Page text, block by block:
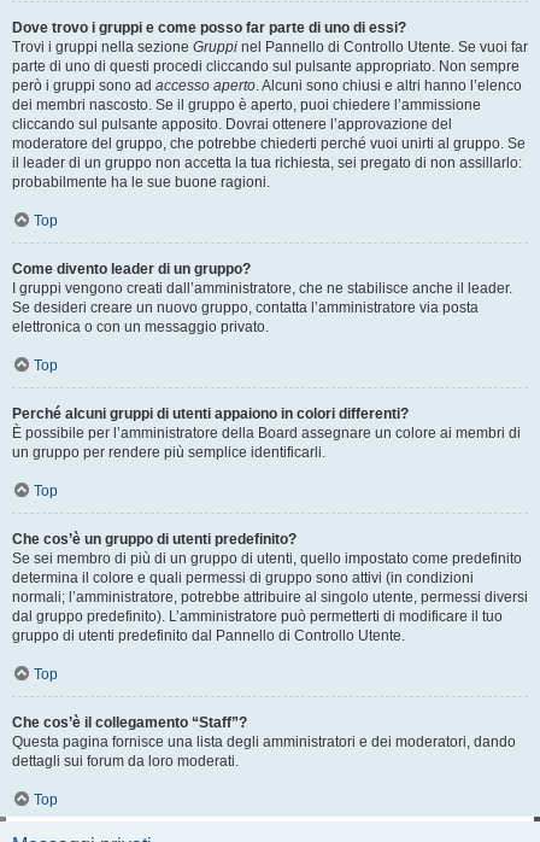
Dove trovo i gruppi e come posso far parte di uno di essi?
Trovi i gruppi nella sezione Gruppi nel Pannello di Controllo Utente. Se vuoi far
parte di uno di questi procedi cliccando sul pulsante appropriato. Non sempre
però i gruppi sono ad accesso aperto . Alcuni sono chiusi e altri hanno l’elenco
dei membri nascosto. Se il gruppo è aperto, puoi chiedere l’ammissione
cliccando sul pulsante apposito. Dovrai ottenere l’approvazione del
moderatore del gruppo, che potrebbe chiederti perché vuoi unirti al gruppo. Se
il leader di un gruppo non accetta la tua richiesta, sei pregato di non assillarlo:
probabilmente ha le sue buone ragioni.
Top
Come divento leader di un gruppo?
I gruppi vengono creati dall’amministratore, che ne stabilisce anche il leader.
Se desideri creare un nuovo gruppo, contatta l’amministratore via posta
elettronica o con un messaggio privato.
Top
Perché alcuni gruppi di utenti appaiono in colori differenti?
È possibile per l’amministratore della Board assegnare un colore ai membri di
un gruppo per rendere più semplice identificarli.
Top
Che cos’è un gruppo di utenti predefinito?
Se sei membro di più di un gruppo di utenti, quello impostato come predefinito
determina il colore e quali permessi di gruppo sono attivi (in condizioni
normali; l’amministratore, potrebbe attribuire al singolo utente, permessi diversi
dal gruppo predefinito). L’amministratore può permetterti di modificare il tuo
gruppo di utenti predefinito dal Pannello di Controllo Utente.
Top
Che cos’è il collegamento “Staff”?
Questa pagina fornisce una lista degli amministratori e dei moderatori, dando
dettagli sui forum da loro moderati.
Top